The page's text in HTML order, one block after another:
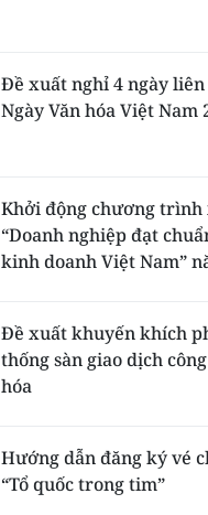
Đề xuất nghỉ 4 ngày
Ngày Văn hóa Việt Nam
Khởi động chương trình
“Doanh nghiệp đạt
kinh doanh Việt Nam”
Đề xuất khuyến khích
thống sàn giao dịch
hóa
Hướng dẫn đăng ký vé
“Tổ quốc trong tim”